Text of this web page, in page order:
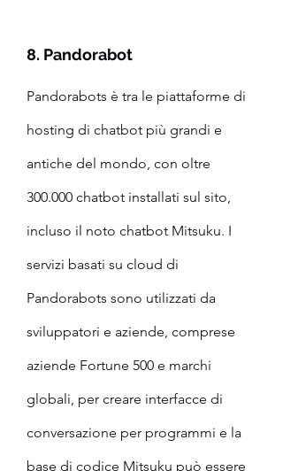
8. Pandorabot
Pandorabots è tra le piattaforme di
hosting di chatbot più grandi e
antiche del mondo, con oltre
300.000 chatbot installati sul sito,
incluso il noto chatbot Mitsuku. I
servizi basati su cloud di
Pandorabots sono utilizzati da
sviluppatori e aziende, comprese
aziende Fortune 500 e marchi
globali, per creare interfacce di
conversazione per programmi e la
base di codice Mitsuku può essere